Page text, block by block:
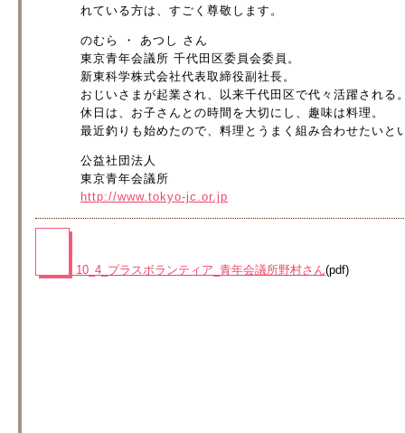
れている方は、すごく尊敬します。
のむら ・ あつし さん
東京青年会議所 千代田区委員会委員。
新東科学株式会社代表取締役副社長。
おじいさまが起業され、以来千代田区で代々活躍される
休日は、お子さんとの時間を大切にし、趣味は料理。
最近釣りも始めたので、料理とうまく組み合わせたいと
公益社団法人
東京青年会議所
http://www.tokyo-jc.or.jp
10_4_プラスボランティア_青年会議所野村さん(pdf)